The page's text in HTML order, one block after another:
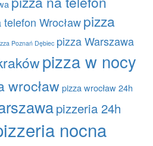
Wrocławpizza
Poznań Dębiec pizza Warszawa
pizza w nocy
wrocław pizza wrocław 24h
pizzeria 24h
nocna